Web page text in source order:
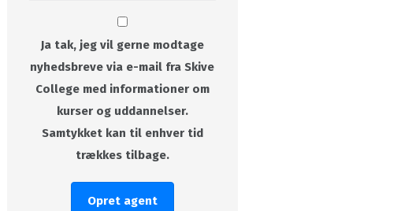
Ja tak, jeg vil gerne modtage
nyhedsbreve via e-mail fra Skive
College med informationer om
kurser og uddannelser.
Samtykket kan til enhver tid
trækkes tilbage.
Opret agent